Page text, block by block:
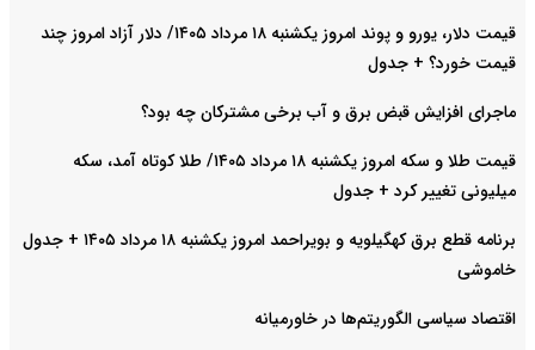
قیمت دلار، یورو و پوند امروز یکشنبه ۱۸ مرداد ۱۴۰۵/ دلار آزاد امروز چند
برخی مشترکان چه بود؟
قیمت طلا و سکه امروز یکشنبه ۱۸ مرداد ۱۴۰۵/ طلا کوتاه آمد، سکه
برنامه قطع برق کهگیلویه و بویراحمد امروز یکشنبه ۱۸ مرداد ۱۴۰۵ + جدول
خاورمیانه